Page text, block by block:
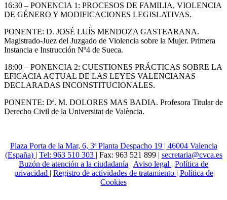
16:30 – PONENCIA 1: PROCESOS DE FAMILIA, VIOLENCIA
DE GÉNERO Y MODIFICACIONES LEGISLATIVAS.
PONENTE: D. JOSÉ LUÍS MENDOZA GASTEARANA.
Magistrado-Juez del Juzgado de Violencia sobre la Mujer. Primera
Instancia e Instrucción Nº4 de Sueca.
18:00 – PONENCIA 2: CUESTIONES PRÁCTICAS SOBRE LA
EFICACIA ACTUAL DE LAS LEYES VALENCIANAS
DECLARADAS INCONSTITUCIONALES.
PONENTE: Dª. M. DOLORES MAS BADIA. Profesora Titular de
Derecho Civil de la Universitat de València.
Plaza Porta de la Mar, 6, 3ª Planta Despacho 19 | 46004 Valencia
(España) | Tel: 963 510 303 | Fax: 963 521 899 | secretaria@cvca.es
Buzón de atención a la ciudadanía | Aviso legal | Política de
privacidad | Registro de actividades de tratamiento | Política de
Cookies